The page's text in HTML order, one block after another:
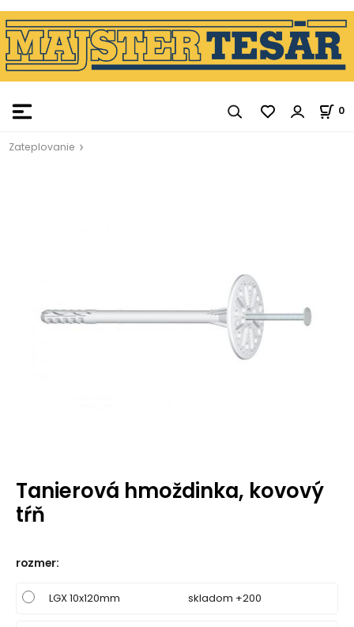
0
Zateplovanie
Tanierová hmoždinka, kovový
tŕň
rozmer:
LGX 10x120mm skladom +200